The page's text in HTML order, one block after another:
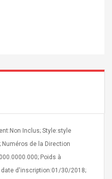
Asics Tiger Gel-Kayano
Sneaker
Inclus; Style:style
Numéros de la Direction
Poids à
date d'inscription:01/30/2018;